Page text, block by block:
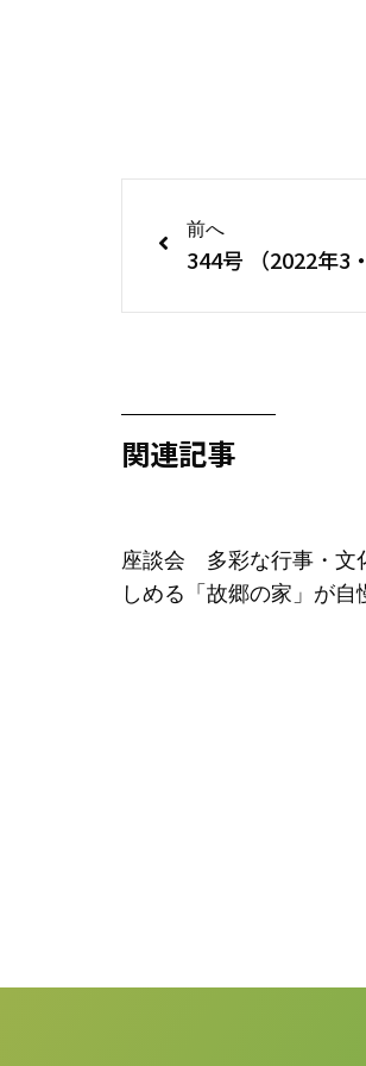
前へ
344号 （2022年3
関連記事
座談会 多彩な行事・文
しめる「故郷の家」が自